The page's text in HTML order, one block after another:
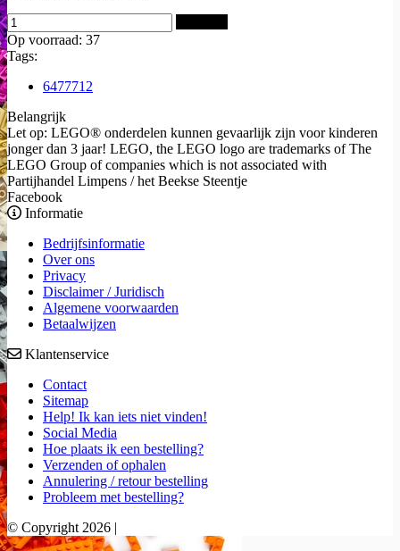
Op voorraad: 37
Tags:
6477712
Belangrijk
Let op: LEGO® onderdelen kunnen gevaarlijk zijn voor kinderen
jonger dan 3 jaar! LEGO, the LEGO logo are trademarks of The
LEGO Group of companies which is not associated with
Partijhandel Limpens / het Beekse Steentje
Facebook
Informatie
Bedrijfsinformatie
Over ons
Privacy
Disclaimer / Juridisch
Algemene voorwaarden
Betaalwijzen
Klantenservice
Contact
Sitemap
Help! Ik kan iets niet vinden!
Social Media
Hoe plaats ik een bestelling?
Verzenden of ophalen
Annulering / retour bestelling
Probleem met bestelling?
© Copyright 2026 |